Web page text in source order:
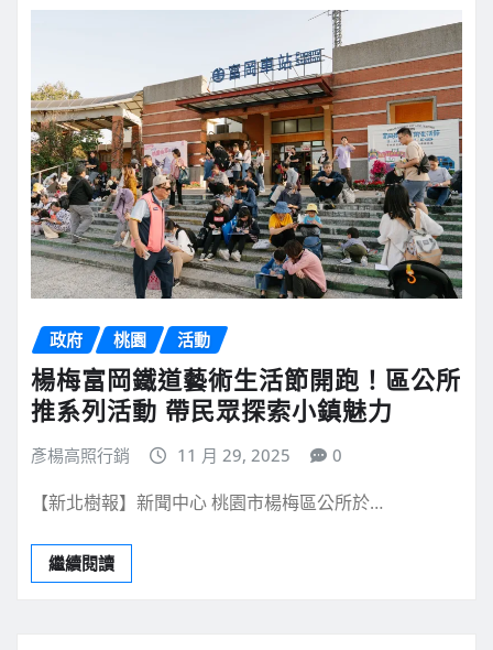
政府 桃園 活動
楊梅富岡鐵道藝術生活節開跑！區公所
推系列活動 帶民眾探索小鎮魅力
彥楊高照行銷 11 月 29, 2025 0
【新北樹報】新聞中心 桃園市楊梅區公所於…
繼續閱讀